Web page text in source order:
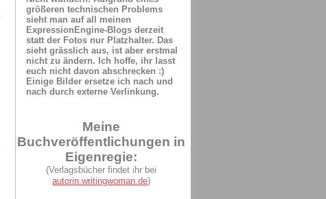
größeren technischen Problems
sieht man auf all meinen
ExpressionEngine-Blogs derzeit
statt der Fotos nur Platzhalter. Das
sieht grässlich aus, ist aber erstmal
nicht zu ändern. Ich hoffe, ihr lasst
euch nicht davon abschrecken :)
Einige Bilder ersetze ich nach und
nach durch externe Verlinkung.
Meine
Buchveröffentlichungen in
Eigenregie:
(Verlagsbücher findet ihr bei
autorin.writingwoman.de)